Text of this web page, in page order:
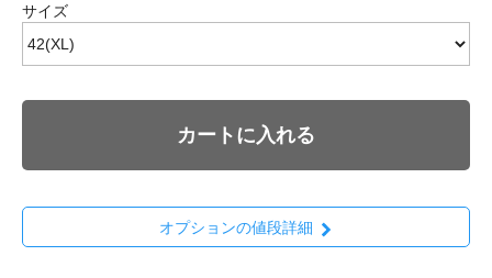
サイズ
カートに入れる
オプションの値段詳細